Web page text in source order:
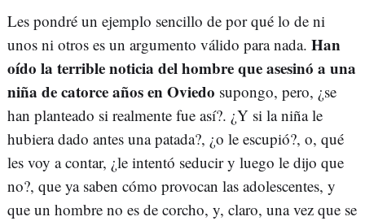
Les pondré un ejemplo sencillo de por qué lo de ni
unos ni otros es un argumento válido para nada. Han
oído la terrible noticia del hombre que asesinó a una
niña de catorce años en Oviedo supongo, pero, ¿se
han planteado si realmente fue así?. ¿Y si la niña le
hubiera dado antes una patada?, ¿o le escupió?, o, qué
les voy a contar, ¿le intentó seducir y luego le dijo que
no?, que ya saben cómo provocan las adolescentes, y
que un hombre no es de corcho, y, claro, una vez que se